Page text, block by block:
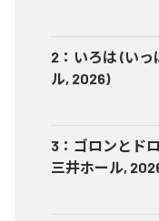
2 ： いろは (い
ル, 2026)
3 ： ゴロンとド
三井ホール,